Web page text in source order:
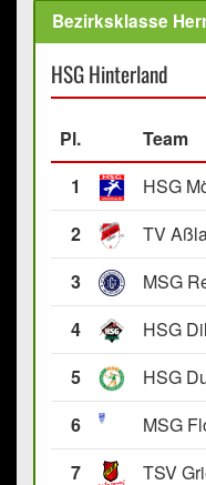
Bezirksklasse
HSG Hinterland
Pl. Team
1
HSG
2
TV
3
4
HSG
5
6
7
TSV